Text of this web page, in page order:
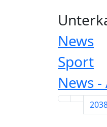
News
Sport
News